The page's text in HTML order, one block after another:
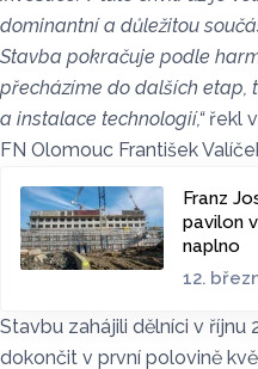
dominantní a důležitou
Stavba pokračuje podle
přecházíme do dalších etap,
a instalace technologií,“řekl
FN Olomouc František
Franz
pavilon
naplno
12.
Stavbu zahájili dělníci v říjnu
dokončit v první polovině